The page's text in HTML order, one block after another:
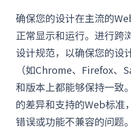
确保您的设计在主流的
正常显示和运行。进行跨
设计规范，以确保您的设
（如Chrome、Firefox、
和版本上都能够保持一致
的差异和支持的Web标准
错误或功能不兼容的问题。